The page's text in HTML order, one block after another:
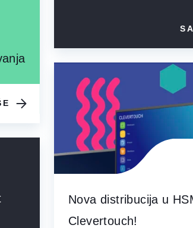
Nova distribucija u
Clevertouch!